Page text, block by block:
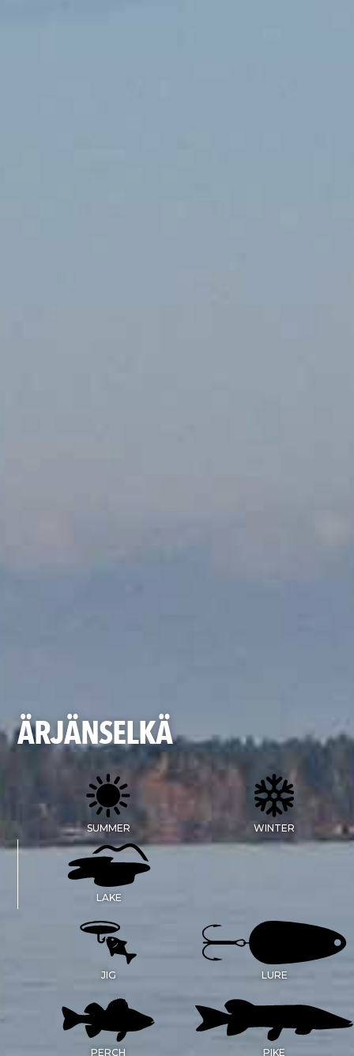
ÄRJÄNSELKÄ
SUMMER WINTER
LAKE
JIG LURE
PERCH PIKE